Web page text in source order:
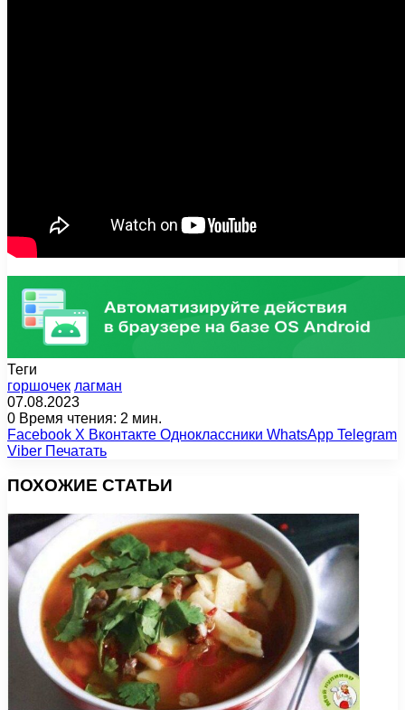
Теги
горшочек лагман
07.08.2023
0 Время чтения: 2 мин.
Facebook X Вконтакте Одноклассники WhatsApp Telegram
Viber Печатать
ПОХОЖИЕ СТАТЬИ